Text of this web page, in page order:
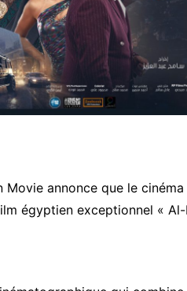
annonce que le cinéma
égyptien exceptionnel «